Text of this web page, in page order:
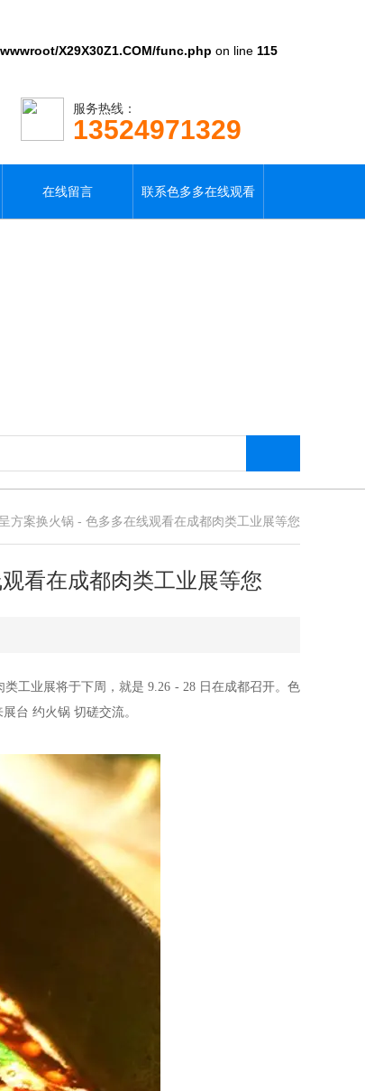
X29X30Z1.COM/func.php on line 115
服务热线：
13524971329
在线留言 联系色多多在线观看
方案换火锅 - 色多多在线观看在成都肉类工业展等您
看在成都肉类工业展等您
工业展将于下周，就是 9.26 - 28 日在成都召开。色
台 约火锅 切磋交流。